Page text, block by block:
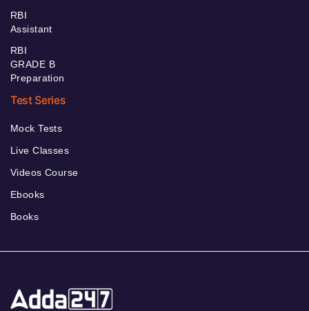
RBI
Assistant
RBI
GRADE B
Preparation
Test Series
Mock Tests
Live Classes
Videos Course
Ebooks
Books